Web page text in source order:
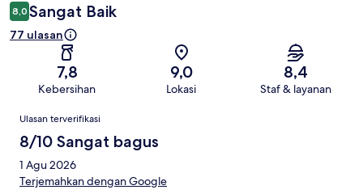
8,0 Sangat Baik
77 ulasan
7,8
Kebersihan
9,0
Lokasi
8,4
Staf & layanan
Ulasan
Ulasan terverifikasi
8/10 Sangat bagus
1 Agu 2026
Terjemahkan dengan Google